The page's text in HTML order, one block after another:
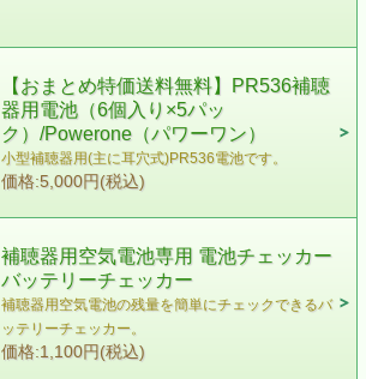
【おまとめ特価送料無料】PR536補聴
器用電池（6個入り×5パッ
ク）/Powerone（パワーワン）
小型補聴器用(主に耳穴式)PR536電池です。
価格:5,000円(税込)
補聴器用空気電池専用 電池チェッカー
バッテリーチェッカー
補聴器用空気電池の残量を簡単にチェックできるバ
ッテリーチェッカー。
価格:1,100円(税込)